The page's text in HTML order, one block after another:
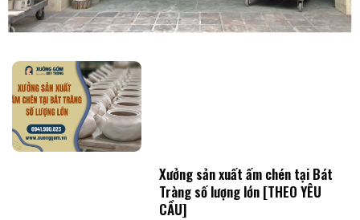
Xưởng sản xuất ấm chén tại Bát
Tràng số lượng lớn [THEO YÊU
CẦU]